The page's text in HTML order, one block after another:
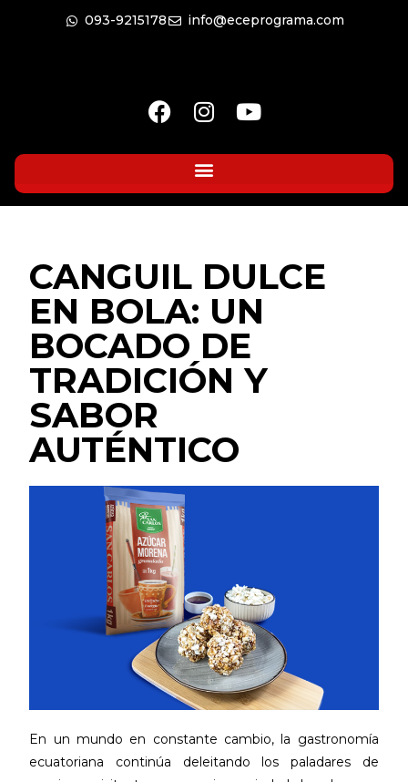
093-9215178 info@eceprograma.com
CANGUIL DULCE
EN BOLA: UN
BOCADO DE
TRADICIÓN Y
SABOR
AUTÉNTICO
En un mundo en constante cambio, la gastronomía
ecuatoriana continúa deleitando los paladares de